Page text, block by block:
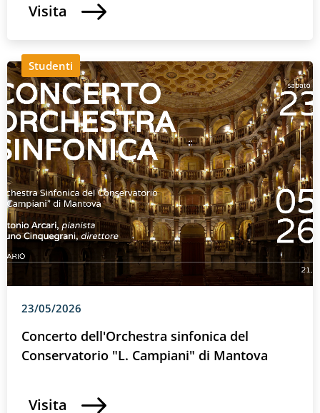
Visita
Studenti
23/05/2026
Concerto dell'Orchestra sinfonica del
Conservatorio "L. Campiani" di Mantova
Visita